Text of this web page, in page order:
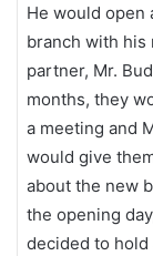
He would open
branch with his
partner, Mr.
months, they
a meeting and
would give
about the new
the opening
decided to hold